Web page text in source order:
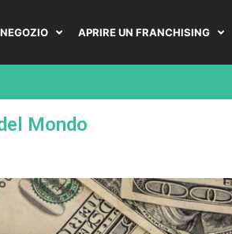
APRIRE UN FRANCHISING
Mondo